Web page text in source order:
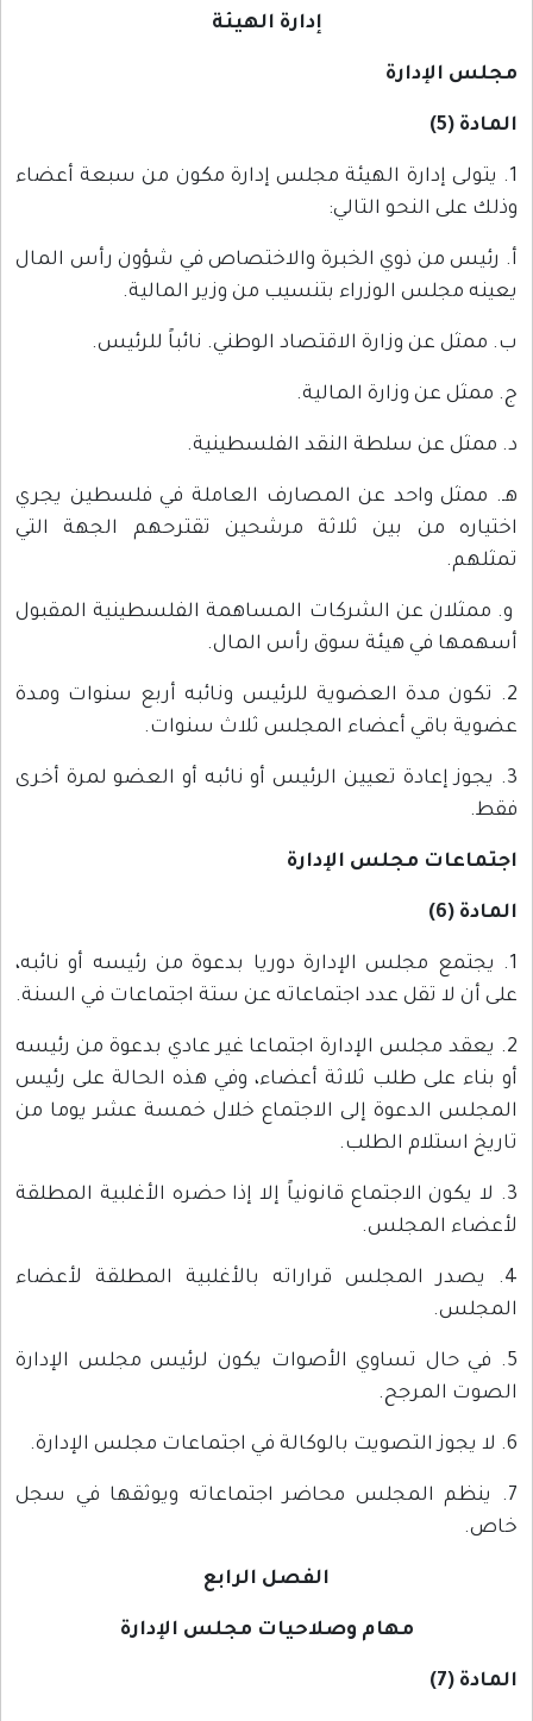
إدارة الهيئة
مجلس الإدارة
المادة (5)
1. يتولى إدارة الهيئة مجلس إدارة مكون من سبعة أعضاء
وذلك على النحو التالي:
أ. رئيس من ذوي الخبرة والاختصاص في شؤون رأس المال
يعينه مجلس الوزراء بتنسيب من وزير المالية.
ب. ممثل عن وزارة الاقتصاد الوطني. نائباً للرئيس.
ج. ممثل عن وزارة المالية.
د. ممثل عن سلطة النقد الفلسطينية.
هـ. ممثل واحد عن المصارف العاملة في فلسطين يجري
اختياره من بين ثلاثة مرشحين تقترحهم الجهة التي
تمثلهم.
و. ممثلان عن الشركات المساهمة الفلسطينية المقبول
أسهمها في هيئة سوق رأس المال.
2. تكون مدة العضوية للرئيس ونائبه أربع سنوات ومدة
عضوية باقي أعضاء المجلس ثلاث سنوات.
3. يجوز إعادة تعيين الرئيس أو نائبه أو العضو لمرة أخرى
فقط.
اجتماعات مجلس الإدارة
المادة (6)
1. يجتمع مجلس الإدارة دوريا بدعوة من رئيسه أو نائبه،
على أن لا تقل عدد اجتماعاته عن ستة اجتماعات في السنة.
2. يعقد مجلس الإدارة اجتماعا غير عادي بدعوة من رئيسه
أو بناء على طلب ثلاثة أعضاء، وفي هذه الحالة على رئيس
المجلس الدعوة إلى الاجتماع خلال خمسة عشر يوما من
تاريخ استلام الطلب.
3. لا يكون الاجتماع قانونياً إلا إذا حضره الأغلبية المطلقة
لأعضاء المجلس.
4. يصدر المجلس قراراته بالأغلبية المطلقة لأعضاء
المجلس.
5. في حال تساوي الأصوات يكون لرئيس مجلس الإدارة
الصوت المرجح.
6. لا يجوز التصويت بالوكالة في اجتماعات مجلس الإدارة.
7. ينظم المجلس محاضر اجتماعاته ويوثقها في سجل
خاص.
الفصل الرابع
مهام وصلاحيات مجلس الإدارة
المادة (7)